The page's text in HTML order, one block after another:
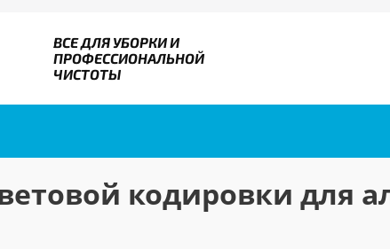
ВСЕ ДЛЯ УБОРКИ И
ПРОФЕССИОНАЛЬНОЙ
ЧИСТОТЫ
кодировки для